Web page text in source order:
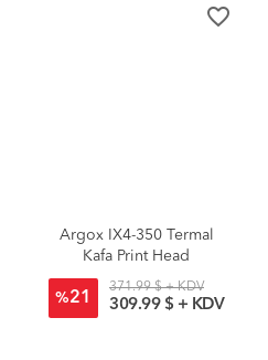
favorite_border
Argox IX4-350 Termal
Kafa Print Head
%21
371.99 $ + KDV
309.99 $ + KDV